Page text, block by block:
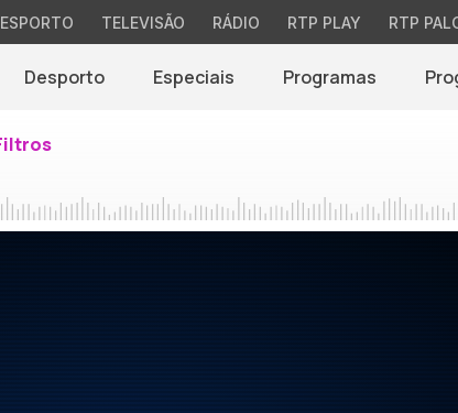
TELEVISÃO RÁDIO RTP PLAY RTP
Desporto Especiais Programas